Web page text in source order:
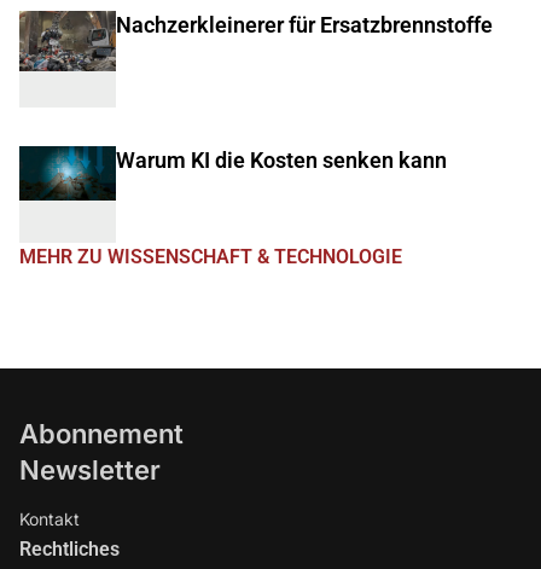
Nachzerkleinerer für Ersatzbrennstoffe
Warum KI die Kosten senken kann
MEHR ZU WISSENSCHAFT & TECHNOLOGIE
Abonnement
Newsletter
Kontakt
Rechtliches